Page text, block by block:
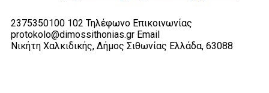
2375350100 102 Τηλέφωνο Επικοινωνίας
protokolo@dimossithonias.gr Email
Νικήτη Χαλκιδικής, Δήμος Σιθωνίας Ελλάδα, 63088